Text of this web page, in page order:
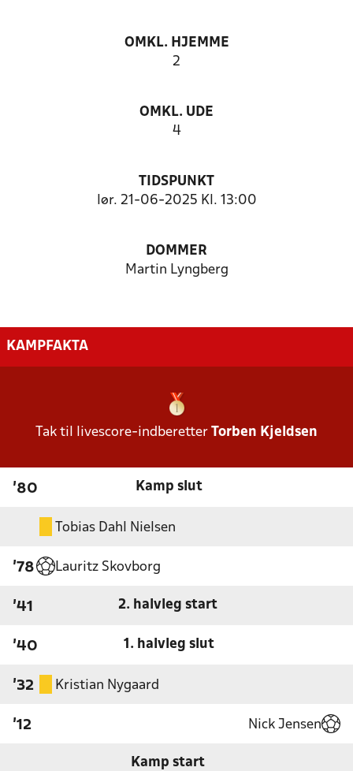
OMKL. HJEMME
2
OMKL. UDE
4
TIDSPUNKT
lør. 21-06-2025 Kl. 13:00
DOMMER
Martin Lyngberg
KAMPFAKTA
Tak til livescore-indberetter Torben Kjeldsen
'80 Kamp slut
Tobias Dahl Nielsen
'78 Lauritz Skovborg
'41 2. halvleg start
'40 1. halvleg slut
'32 Kristian Nygaard
'12 Nick Jensen
Kamp start